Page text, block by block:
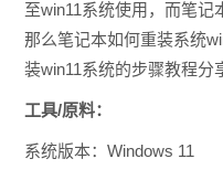
至win11系统使用，而笔记
那么笔记本如何重装系统
装win11系统的步骤教程分
工具/原料：
系统版本：Windows 11